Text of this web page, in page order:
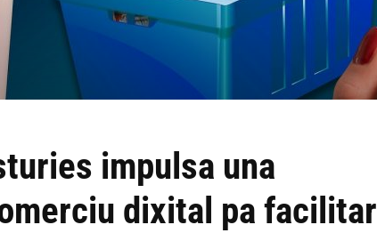
impulsa una
dixital pa facilitar